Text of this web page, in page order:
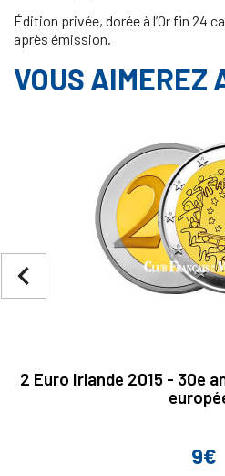
Édition privée, dorée à l’Or fin 24
après émission.
VOUS AIMEREZ
2 Euro Irlande 2015 - 30e
Prix
9€
navigate_before